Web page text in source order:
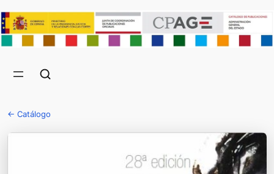
← Catálogo